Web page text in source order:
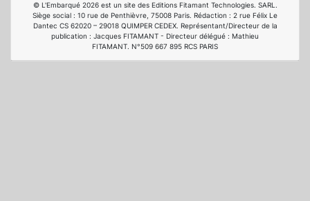
© L'Embarqué 2026 est un site des Editions Fitamant Technologies. SARL.
Siège social : 10 rue de Penthièvre, 75008 Paris. Rédaction : 2 rue Félix Le
Dantec CS 62020 – 29018 QUIMPER CEDEX. Représentant/Directeur de la
publication : Jacques FITAMANT - Directeur délégué : Mathieu
FITAMANT. N°509 667 895 RCS PARIS